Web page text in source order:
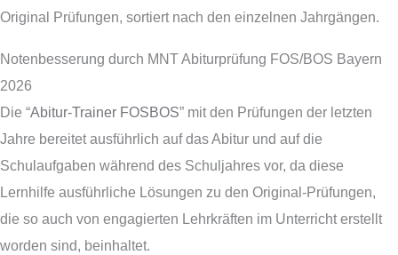
Original Prüfungen, sortiert nach den einzelnen Jahrgängen.
Notenbesserung durch MNT Abiturprüfung FOS/BOS Bayern
2026
Die “Abitur-Trainer FOSBOS” mit den Prüfungen der letzten
Jahre bereitet ausführlich auf das Abitur und auf die
Schulaufgaben während des Schuljahres vor, da diese
Lernhilfe ausführliche Lösungen zu den Original-Prüfungen,
die so auch von engagierten Lehrkräften im Unterricht erstellt
worden sind, beinhaltet.